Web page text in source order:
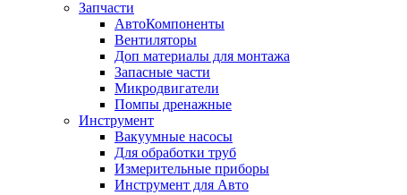
Запчасти
АвтоКомпоненты
Вентиляторы
Доп материалы для монтажа
Запасные части
Микродвигатели
Помпы дренажные
Инструмент
Вакуумные насосы
Для обработки труб
Измерительные приборы
Инструмент для Авто